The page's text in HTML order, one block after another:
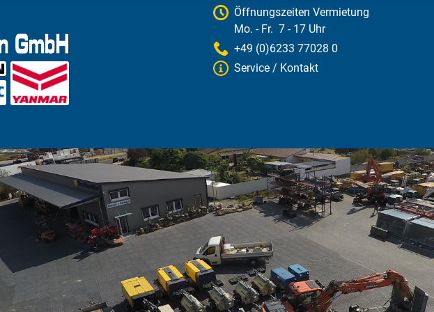
Öffnungszeiten Vermietung
Mo. - Fr. 7 - 17 Uhr
+49 (0)6233 77028 0
Service / Kontakt